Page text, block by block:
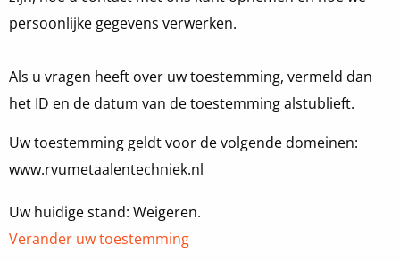
persoonlijke gegevens verwerken.
Als u vragen heeft over uw toestemming, vermeld dan
het ID en de datum van de toestemming alstublieft.
Uw toestemming geldt voor de volgende domeinen:
www.rvumetaalentechniek.nl
Uw huidige stand: Weigeren.
Verander uw toestemming